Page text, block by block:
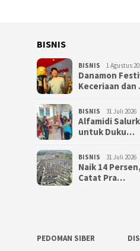
BISNIS
BISNIS 1 Agustus
Danamon
Keceriaan
BISNIS 31 Juli 2026
Alfamidi
untuk Duku…
BISNIS 31 Juli 2026
Naik 14
Catat Pra…
PEDOMAN SIBER